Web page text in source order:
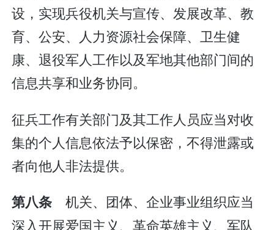
设，实现兵役机关与宣传、发展改革、教
育、公安、人力资源社会保障、卫生健
康、退役军人工作以及军地其他部门间的
信息共享和业务协同。
征兵工作有关部门及其工作人员应当对收
集的个人信息依法予以保密，不得泄露或
者向他人非法提供。
第八条 机关、团体、企业事业组织应当
深入开展爱国主义、革命英雄主义、军队